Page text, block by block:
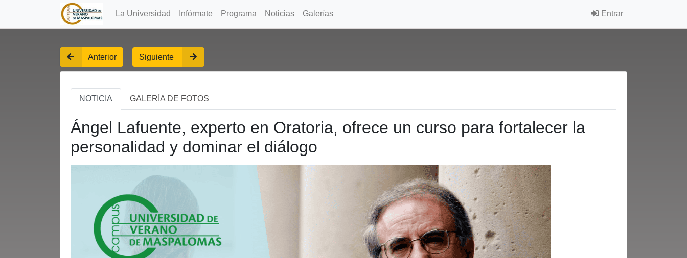
La Universidad Infórmate Programa Noticias Galerías Entrar
Anterior Siguiente
NOTICIA GALERÍA DE FOTOS
Ángel Lafuente, experto en Oratoria, ofrece un curso para fortalecer la
personalidad y dominar el diálogo